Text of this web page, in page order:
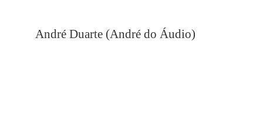
André Duarte (André do Áudio)